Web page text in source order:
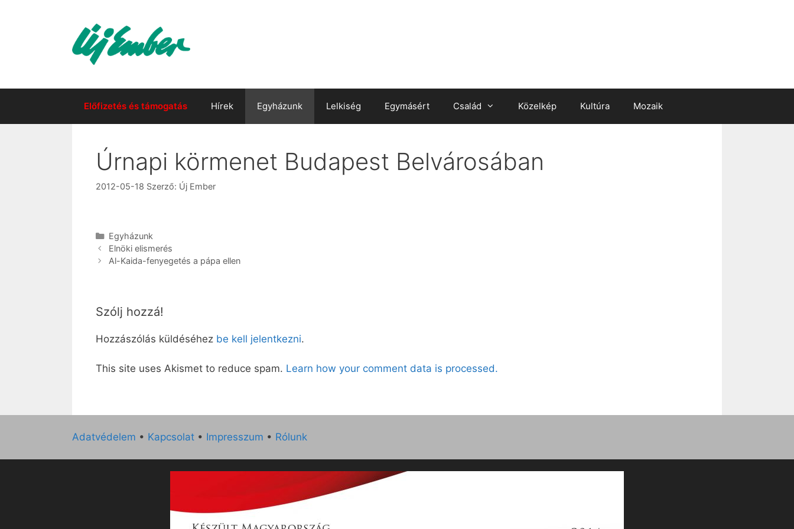
Előfizetés és támogatás Hírek Egyházunk Lelkiség Egymásért Család Közelkép Kultúra Mozaik
Úrnapi körmenet Budapest Belvárosában
2012-05-18 Szerző: Új Ember
Kategória
Egyházunk
Elnöki elismerés
Al-Kaida-fenyegetés a pápa ellen
Szólj hozzá!
Hozzászólás küldéséhez be kell jelentkezni.
This site uses Akismet to reduce spam. Learn how your comment data is processed.
Adatvédelem • Kapcsolat • Impresszum • Rólunk